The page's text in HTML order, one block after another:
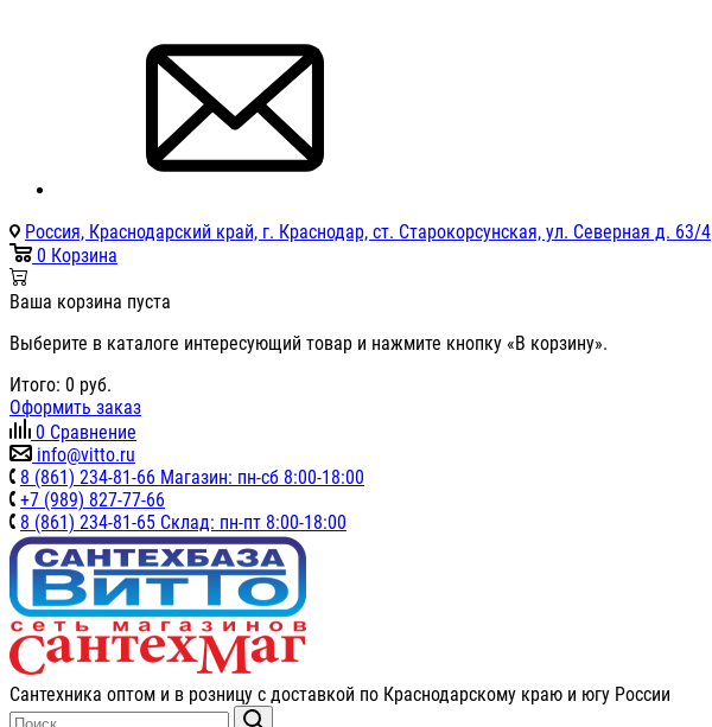
Россия, Краснодарский край, г. Краснодар, ст. Старокорсунская, ул. Северная д. 63/4
0 Корзина
Ваша корзина пуста
Выберите в каталоге интересующий товар и нажмите кнопку «В корзину».
Итого: 0 руб.
Оформить заказ
0 Сравнение
info@vitto.ru
8 (861) 234-81-66 Магазин: пн-сб 8:00-18:00
+7 (989) 827-77-66
8 (861) 234-81-65 Склад: пн-пт 8:00-18:00
Сантехника оптом и в розницу с доставкой по Краснодарскому краю и югу России